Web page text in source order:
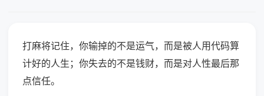
打麻将记住，你输掉的不是运气，而是被人用代码算
计好的人生；你失去的不是钱财，而是对人性最后那
点信任。